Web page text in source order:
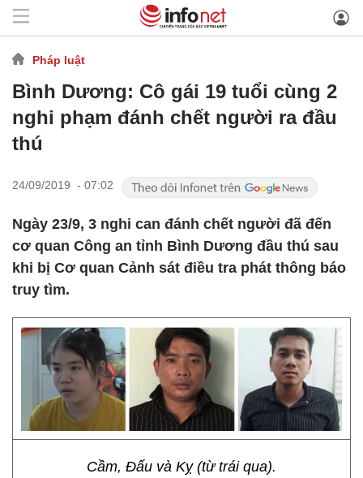
Pháp luật
Bình Dương: Cô gái 19 tuổi cùng 2
nghi phạm đánh chết người ra đầu
thú
24/09/2019 - 07:02
Ngày 23/9, 3 nghi can đánh chết người đã đến
cơ quan Công an tỉnh Bình Dương đầu thú sau
khi bị Cơ quan Cảnh sát điều tra phát thông báo
truy tìm.
Cầm, Đấu và Kỵ (từ trái qua).